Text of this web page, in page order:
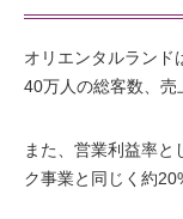
オリエンタルランド
40万人の総客数、売
また、営業利益率
ク事業と同じく約